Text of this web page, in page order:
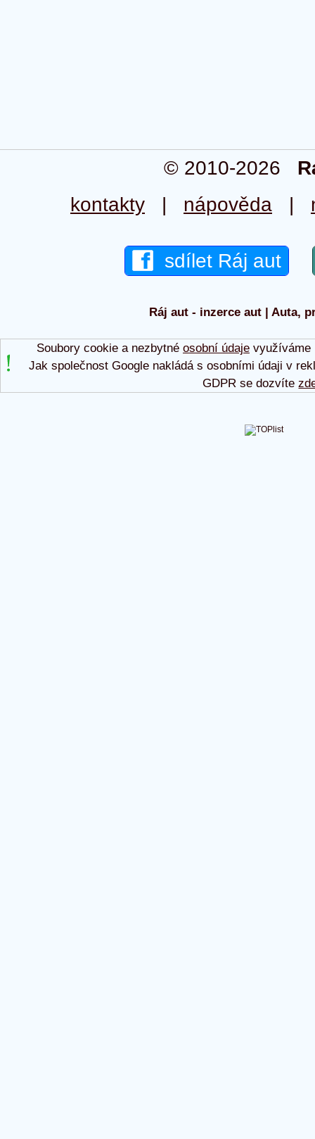
© 2010-2026
kontakty | nápověda |
sdílet Ráj aut
Ráj aut - inzerce aut | Auta,
Soubory cookie a nezbytné osobní údajevyužíváme
Jak společnost Google nakládá s osobními údaji v
GDPR se dozvíte